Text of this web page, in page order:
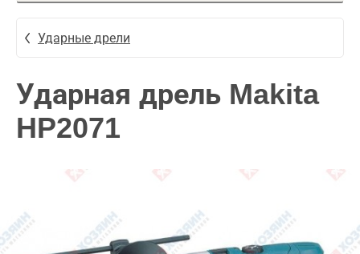
Ударные дрели
Ударная дрель Makita
HP2071